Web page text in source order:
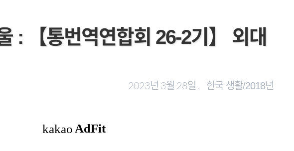
: 【통번역연합회 26-2기】 외대
2023년 3월 28일 , 한국 생활/2018년